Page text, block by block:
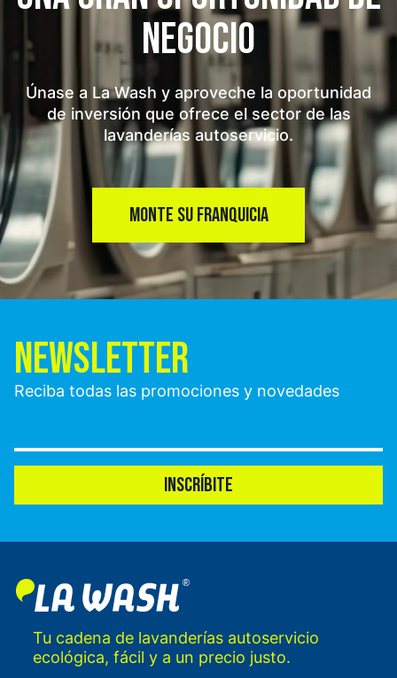
NEGOCIO
Únase a La Wash y aproveche la oportunidad
de inversión que ofrece el sector de las
lavanderías autoservicio.
MONTE SU FRANQUICIA
NEWSLETTER
Reciba todas las promociones y novedades
INSCRÍBITE
Tu cadena de lavanderías autoservicio
ecológica, fácil y a un precio justo.